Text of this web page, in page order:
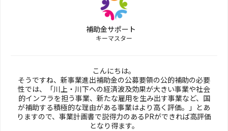
補助金サポート
キーマスター
こんにちは。
そうですね、新事業進出補助金の公募要領の公的補助の必要
性では、「川上・川下への経済波及効果が大きい事業や社会
的インフラを担う事業、新たな雇用を生み出す事業など、国
が補助する積極的な理由がある事業はより高く評価。」とあ
りますので、事業計画書で説得力のあるPRができれば高評価
となり得ます。